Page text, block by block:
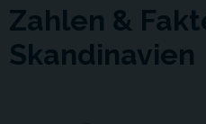
Zahlen &
Skandinavien